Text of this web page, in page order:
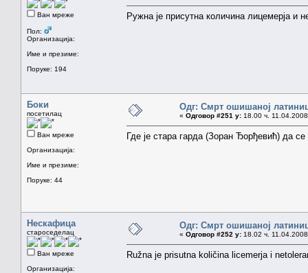
Ван мреже
Пол:
Организација:
Име и презиме:
Поруке: 194
Ружна је присутна количина лицемерја и
Боки
посетилац
Ван мреже
Организација:
Име и презиме:
Поруке: 44
Одг: Смрт ошишаној
« Одговор #251 у: 18.00 ч.
Где је стара гарда (Зоран Ђорђевић) да
Нескафица
староседелац
Ван мреже
Организација:
Одг: Смрт ошишаној
« Одговор #252 у: 18.02 ч.
Ružna je prisutna količina licemerja i